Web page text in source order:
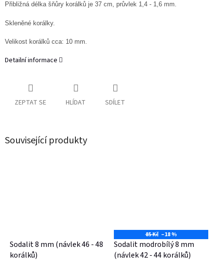
Přibližná délka šňůry korálků je 37 cm, průvlek 1,4 - 1,6 mm.
Skleněné korálky.
Velikost korálků cca: 10 mm.
Detailní informace
ZEPTAT SE HLÍDAT SDÍLET
Související produkty
Sodalit 8 mm (návlek 46 - 48
korálků)
85 Kč –18 %
Sodalit modrobílý 8 mm
(návlek 42 - 44 korálků)